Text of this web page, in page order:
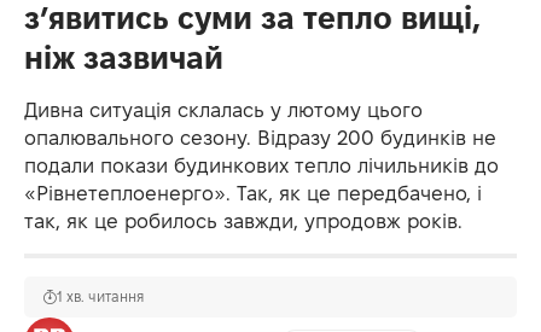
зʼявитись суми за тепло вищі,
ніж зазвичай
Дивна ситуація склалась у лютому цього
опалювального сезону. Відразу 200 будинків не
подали покази будинкових тепло лічильників до
«Рівнетеплоенерго». Так, як це передбачено, і
так, як це робилось завжди, упродовж років.
1 хв. читання